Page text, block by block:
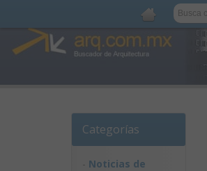
Categorías
- Noticias de